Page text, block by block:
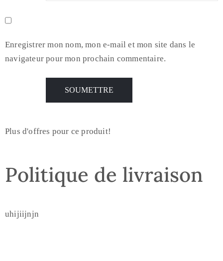
Enregistrer mon nom, mon e-mail et mon site dans le
navigateur pour mon prochain commentaire.
Plus d'offres pour ce produit!
Politique de livraison
uhijiijnjn